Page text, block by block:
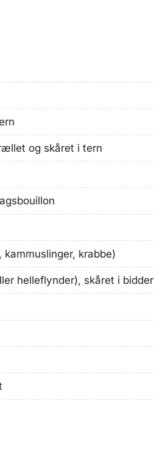
og skåret i tern
krabbe)
helleflynder), skåret i bidder